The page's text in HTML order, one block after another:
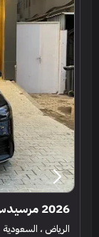
2026 مرسيدس - بنز سي 200
الرياض ، السعودية